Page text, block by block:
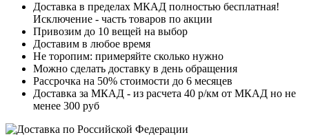
Доставка в пределах МКАД полностью бесплатная!
Исключение - часть товаров по акции
Привозим до 10 вещей на выбор
Доставим в любое время
Не торопим: примеряйте сколько нужно
Можно сделать доставку в день обращения
Рассрочка на 50% стоимости до 6 месяцев
Доставка за МКАД - из расчета 40 р/км от МКАД но не
менее 300 руб